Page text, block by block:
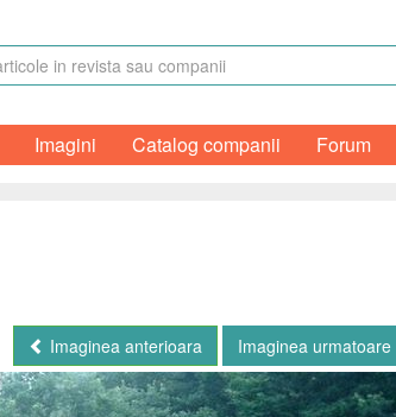
Imagini Catalog companii Forum
Imaginea anterioara Imaginea urmatoare